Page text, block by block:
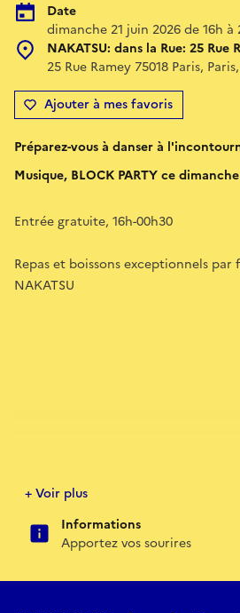
Date
dimanche 21 juin 2026 de 16h à
NAKATSU: dans la Rue: 25 Rue
25 Rue Ramey 75018 Paris,
Ajouter à mes favoris
Préparez-vous à danser à
Musique, BLOCK PARTY ce
Entrée gratuite, 16h-00h30
Repas et boissons exceptionnels par
NAKATSU
+ Voir plus
Informations
Apportez vos sourires